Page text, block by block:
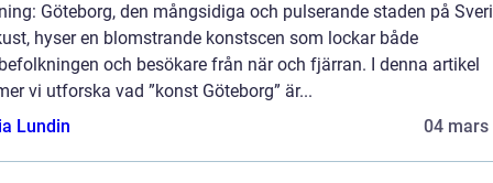
Göteborg, den mångsidiga och pulserande staden på
hyser en blomstrande konstscen som lockar både
och besökare från när och fjärran. I denna artikel
vi utforska vad ”konst Göteborg” är...
Lundin
04 mars